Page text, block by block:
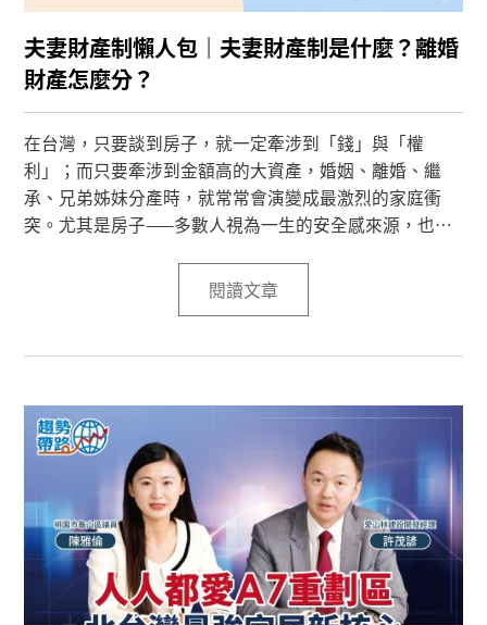
夫妻財產制懶人包｜夫妻財產制是什麼？離婚
財產怎麼分？
在台灣，只要談到房子，就一定牽涉到「錢」與「權
利」；而只要牽涉到金額高的大資產，婚姻、離婚、繼
承、兄弟姊妹分產時，就常常會演變成最激烈的家庭衝
突。尤其是房子——多數人視為一生的安全感來源，也是
閱讀文章